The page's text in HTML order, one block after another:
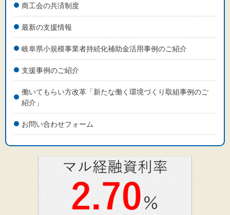
商工会の共済制度
最新の支援情報
岐阜県小規模事業者持続化補助金活用事例のご紹介
支援事例のご紹介
働いてもらい方改革「新たな働く環境づくり取組事例のご
紹介」
お問い合わせフォーム